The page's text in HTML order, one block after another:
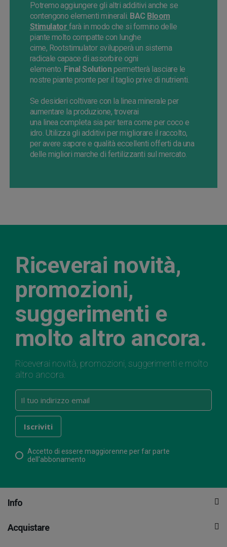
Potremo aggiungere gli altri additivi anche se
contengono elementi minerali. BAC Bloom
Stimulator farà in modo che si formino delle
piante molto compatte con lunghe
cime, Rootstimulatorsvilupperà un sistema
radicale capace di assorbire ogni
elemento. FinalSolutionpermetterà lasciare le
nostre piante pronte per il taglio prive di nutrienti.
Se desideri coltivare con la linea minerale per
aumentare la produzione, troverai
una lineacompleta sia per terra come percoco e
idro. Utilizza gli additivi per migliorare il raccolto,
per avere sapore e qualità eccellenti offerti da una
delle migliori marche di fertilizzanti sul mercato.
Riceverai novità,
promozioni,
suggerimenti e
molto altro ancora.
Riceverai novità, promozioni, suggerimenti e molto
altro ancora.
Accetto di essere maggiorenne per far parte
dell'abbonamento
Info
Acquistare